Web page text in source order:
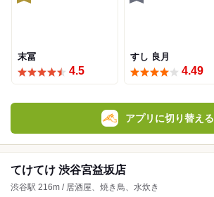
末冨
4.5
すし 良月
4.49
アプリに切り替える
てけてけ 渋谷宮益坂店
渋谷駅 216m / 居酒屋、焼き鳥、水炊き